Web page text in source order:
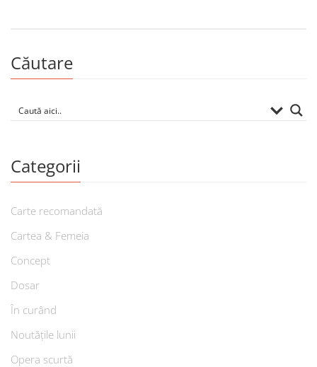
Căutare
Categorii
Carte recomandată
Cartea & Femeia
Concept
Dosar
În curând
Noutățile lunii
Opera scurtă